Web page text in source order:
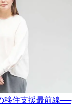
移住支援最前線──